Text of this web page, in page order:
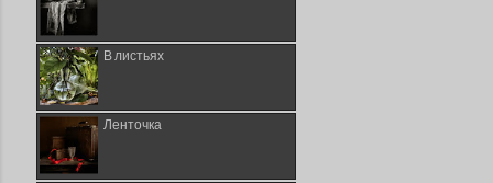
В листьях
Ленточка